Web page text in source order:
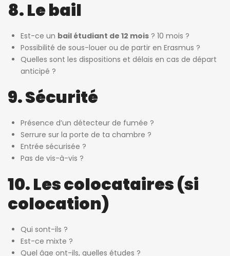
8. Le bail
Est-ce un bail étudiant de 12 mois ? 10 mois ?
Possibilité de sous-louer ou de partir en Erasmus ?
Quelles sont les dispositions et délais en cas de départ
anticipé ?
9. Sécurité
Présence d’un détecteur de fumée ?
Serrure sur la porte de ta chambre ?
Entrée sécurisée ?
Pas de vis-à-vis ?
10. Les colocataires (si
colocation)
Qui sont-ils ?
Est-ce mixte ?
Quel âge ont-ils, quelles études ?